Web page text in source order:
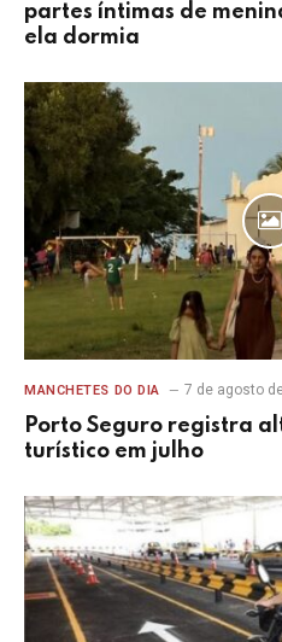
partes íntimas de
ela dormia
MANCHETES DO DIA 7 de agosto
Porto Seguro registra
turístico em julho